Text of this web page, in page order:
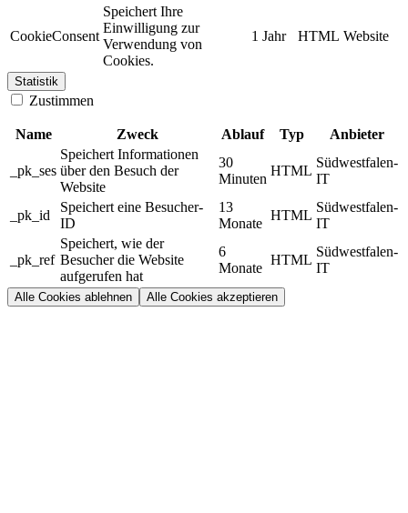
CookieConsent
Speichert Ihre
Einwilligung zur
Verwendung von
Cookies.
1 Jahr HTML Website
Statistik
Zustimmen
Name Zweck Ablauf Typ Anbieter
_pk_ses
Speichert Informationen
über den Besuch der
Website
30
Minuten
HTML
Südwestfalen-
IT
_pk_id
Speichert eine Besucher-
ID
13
Monate
HTML
Südwestfalen-
IT
_pk_ref
Speichert, wie der
Besucher die Website
aufgerufen hat
6
Monate
HTML
Südwestfalen-
IT
Alle Cookies ablehnen Alle Cookies akzeptieren